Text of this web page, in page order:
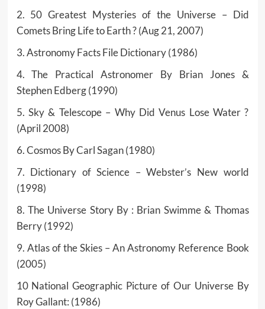
2. 50 Greatest Mysteries of the Universe – Did
Comets Bring Life to Earth ? (Aug 21, 2007)
3. Astronomy Facts File Dictionary (1986)
4. The Practical Astronomer By Brian Jones &
Stephen Edberg (1990)
5. Sky & Telescope – Why Did Venus Lose Water ?
(April 2008)
6. Cosmos By Carl Sagan (1980)
7. Dictionary of Science – Webster’s New world
(1998)
8. The Universe Story By : Brian Swimme & Thomas
Berry (1992)
9. Atlas of the Skies – An Astronomy Reference Book
(2005)
10 National Geographic Picture of Our Universe By
Roy Gallant: (1986)